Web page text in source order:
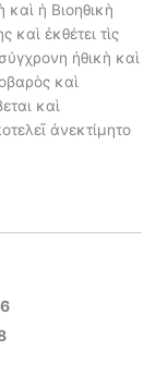
ἡ Βιοηθικὴ
ἐκθέτει τὶς
ἠθικὴ καὶ
καὶ
καὶ
ἀνεκτίμητο